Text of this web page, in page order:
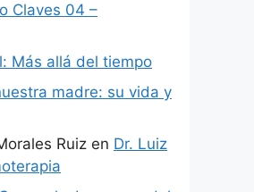
Claves 04 –
Más allá del tiempo
madre: su vida y
Ruiz en Dr. Luiz